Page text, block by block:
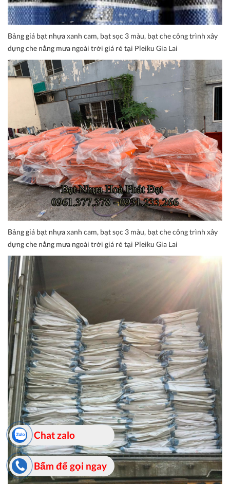
Bảng giá bạt nhựa xanh cam, bạt sọc 3 màu, bạt che công trình xây
dựng che nắng mưa ngoài trời giá rẻ tại Pleiku Gia Lai
Bảng giá bạt nhựa xanh cam, bạt sọc 3 màu, bạt che công trình xây
dựng che nắng mưa ngoài trời giá rẻ tại Pleiku Gia Lai
Bấm để gọi ngay
Chat zalo